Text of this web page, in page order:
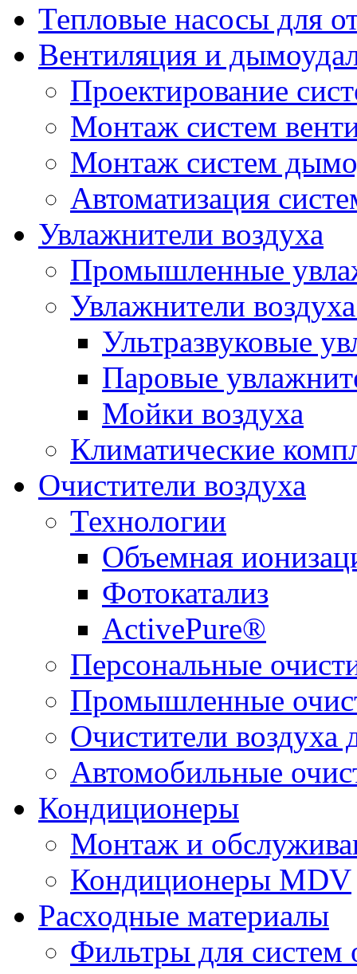
Тепловые насосы для
Вентиляция и
Проектирование
Монтаж систем
Монтаж систем
Автоматизация
Увлажнители воздуха
Промышленные
Увлажнители
Ультразвуковые
Паровые
Мойки воздуха
Климатические
Очистители воздуха
Технологии
Объемная
Фотокатализ
ActivePure®
Персональные
Промышленные
Очистители воздуха
Автомобильные
Кондиционеры
Монтаж и
Кондиционеры MDV
Расходные материалы
Фильтры для систем